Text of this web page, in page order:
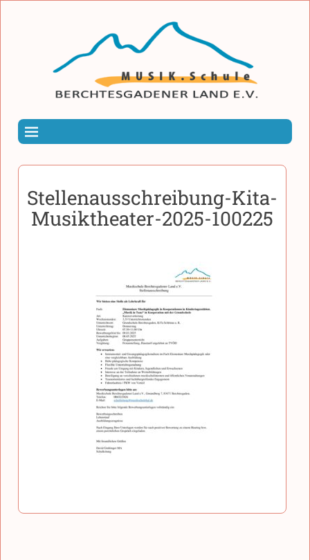
Stellenausschreibung-Kita-
Musiktheater-2025-100225